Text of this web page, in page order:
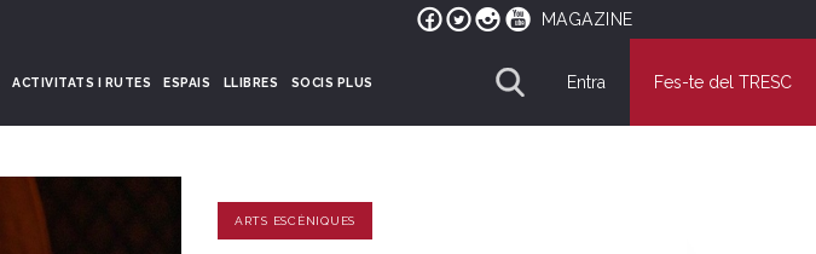
MAGAZINE
ACTIVITATS I RUTES ESPAIS LLIBRES SOCIS PLUS Entra Fes-te del TRESC
ARTS ESCÈNIQUES